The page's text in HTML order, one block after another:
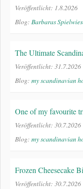
Veröffentlicht: 1.8.2026
Blog: Barbaras
The Ultimate
Veröffentlicht: 31.7.2026
Blog: my scandinavian
One of my favourite
Veröffentlicht: 30.7.2026
Blog: my scandinavian
Frozen Cheesecake
Veröffentlicht: 30.7.2026